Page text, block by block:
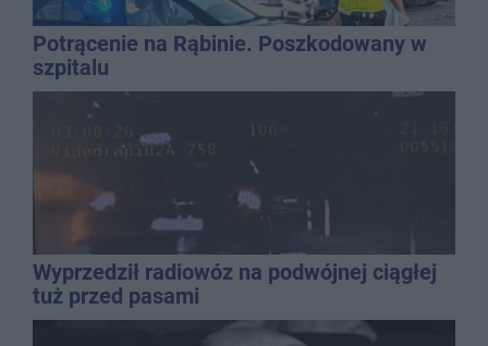
Potrącenie na Rąbinie. Poszkodowany w
szpitalu
Wyprzedził radiowóz na podwójnej ciągłej
tuż przed pasami